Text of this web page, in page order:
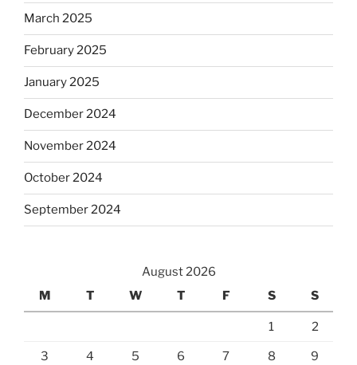
March 2025
February 2025
January 2025
December 2024
November 2024
October 2024
September 2024
August 2026
M
T W T F S S
1 2
3 4 5 6 7 8 9